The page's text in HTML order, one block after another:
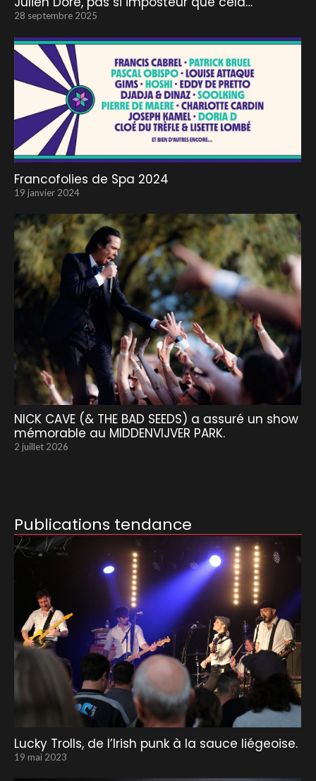
28 septembre 2025
Francofolies de Spa 2024
19 janvier 2024
NICK CAVE (& THE BAD SEEDS) a assuré un show
mémorable au MIDDENVIJVER PARK.
2 juillet 2026
Publications tendance
Lucky Trolls, de l’Irish punk à la sauce liégeoise.
19 mai 2023